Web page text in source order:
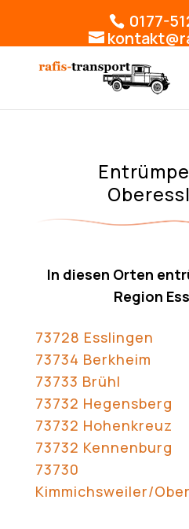
0177-
In diesen Orten
Region
73728 Esslingen
73734 Berkheim
73733 Brühl
73732 Hegensberg
73732 Hohenkreuz
73732 Kennenburg
73730
Kimmichsweiler/